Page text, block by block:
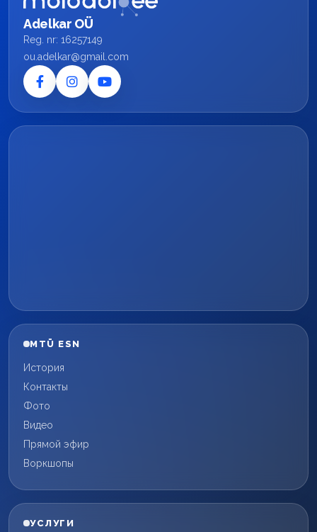
Adelkar OÜ
Reg. nr: 16257149
ou.adelkar@gmail.com
MTÜ ESN
История
Контакты
Фото
Видео
Прямой эфир
Воркшопы
УСЛУГИ